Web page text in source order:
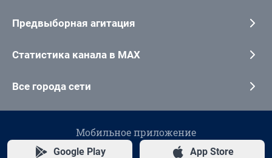
Предвыборная агитация
Статистика канала в MAX
Все города сети
Мобильное приложение
Google Play App Store